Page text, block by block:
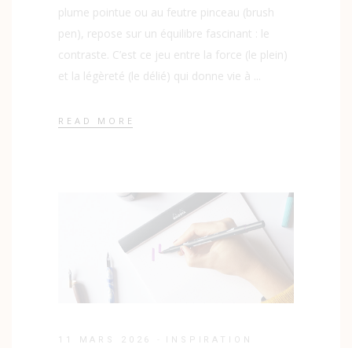
plume pointue ou au feutre pinceau (brush
pen), repose sur un équilibre fascinant : le
contraste. C’est ce jeu entre la force (le plein)
et la légèreté (le délié) qui donne vie à
READ MORE
11 MARS 2026 INSPIRATION